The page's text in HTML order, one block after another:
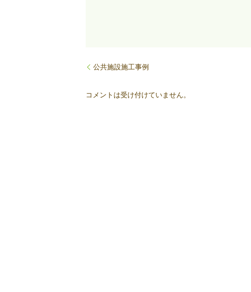
公共施設施工事例
コメントは受け付けていません。